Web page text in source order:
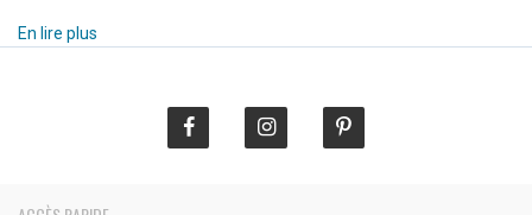
En lire plus